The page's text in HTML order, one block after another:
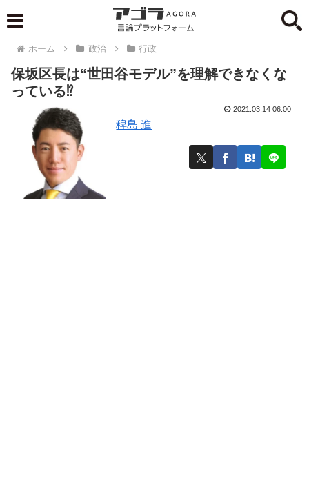
ホーム 政治 行政
保坂区長は“世田谷モデル”を理解できなくな
っている⁉
稗島 進
2021.03.14 06:00